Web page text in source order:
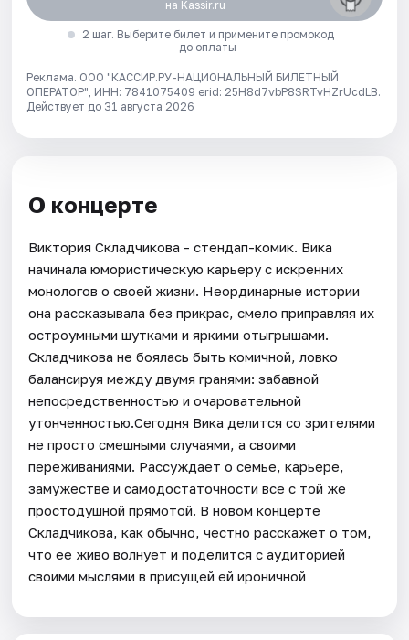
на Kassir.ru
2 шаг. Выберите билет и примените промокод
до оплаты
Реклама. ООО "КАССИР.РУ-НАЦИОНАЛЬНЫЙ БИЛЕТНЫЙ
ОПЕРАТОР", ИНН: 7841075409 erid: 25H8d7vbP8SRTvHZrUcdLB.
Действует до 31 августа 2026
О концерте
Виктория Складчикова - стендап-комик. Вика
начинала юмористическую карьеру с искренних
монологов о своей жизни. Неординарные истории
она рассказывала без прикрас, смело приправляя их
остроумными шутками и яркими отыгрышами.
Складчикова не боялась быть комичной, ловко
балансируя между двумя гранями: забавной
непосредственностью и очаровательной
утонченностью.Сегодня Вика делится со зрителями
не просто смешными случаями, а своими
переживаниями. Рассуждает о семье, карьере,
замужестве и самодостаточности все с той же
простодушной прямотой. В новом концерте
Складчикова, как обычно, честно расскажет о том,
что ее живо волнует и поделится с аудиторией
своими мыслями в присущей ей ироничной